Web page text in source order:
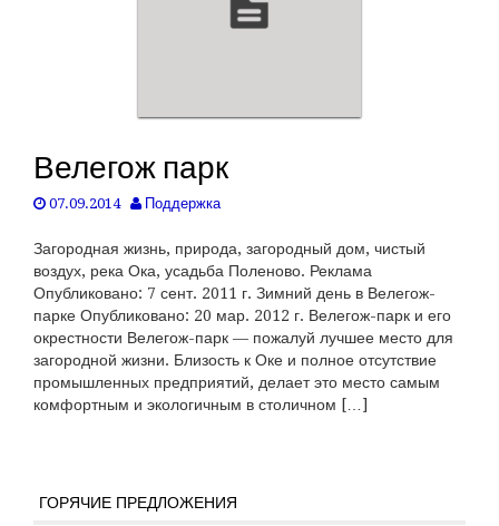
Велегож парк
07.09.2014 Поддержка
Загородная жизнь, природа, загородный дом, чистый
воздух, река Ока, усадьба Поленово. Реклама
Опубликовано: 7 сент. 2011 г. Зимний день в Велегож-
парке Опубликовано: 20 мар. 2012 г. Велегож-парк и его
окрестности Велегож-парк — пожалуй лучшее место для
загородной жизни. Близость к Оке и полное отсутствие
промышленных предприятий, делает это место самым
комфортным и экологичным в столичном […]
ГОРЯЧИЕ ПРЕДЛОЖЕНИЯ